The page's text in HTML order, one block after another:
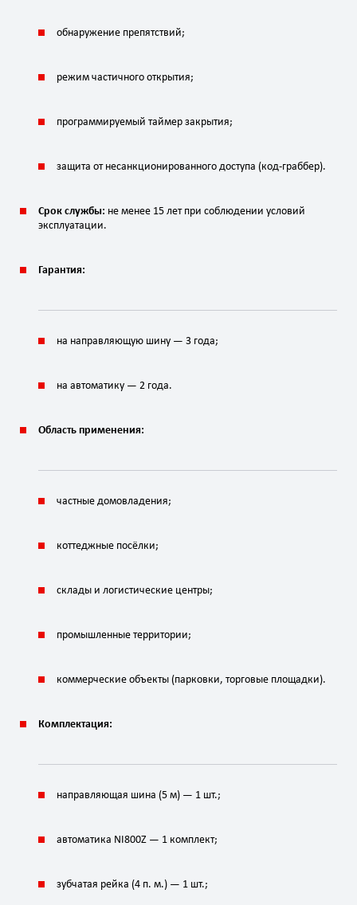
обнаружение препятствий;
режим частичного открытия;
программируемый таймер закрытия;
защита от несанкционированного доступа (код-граббер).
Срок службы: не менее 15 лет при соблюдении условий
эксплуатации.
Гарантия:
на направляющую шину — 3 года;
на автоматику — 2 года.
Область применения:
частные домовладения;
коттеджные посёлки;
склады и логистические центры;
промышленные территории;
коммерческие объекты (парковки, торговые площадки).
Комплектация:
направляющая шина (5 м) — 1 шт.;
автоматика NI800Z — 1 комплект;
зубчатая рейка (4 п. м.) — 1 шт.;